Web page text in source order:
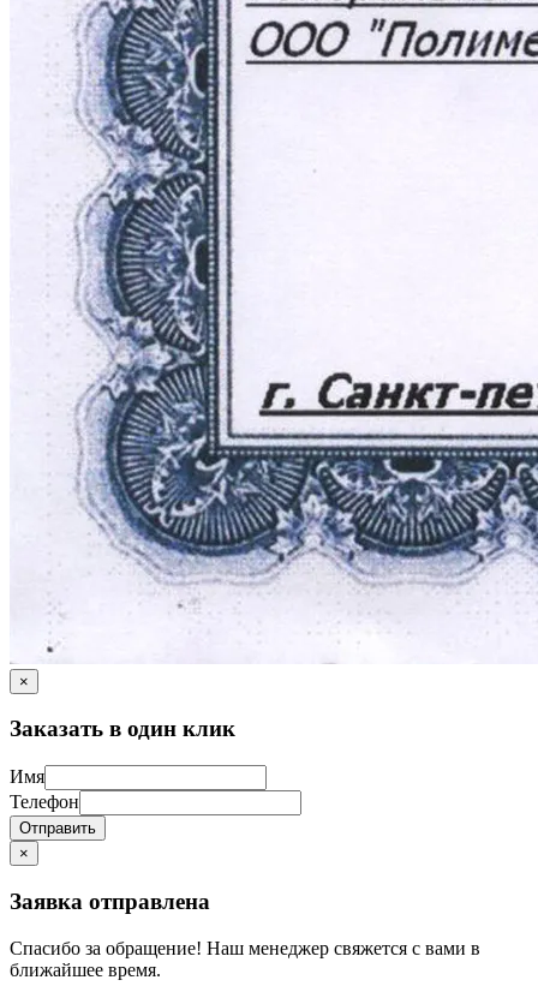
×
Заказать в один клик
Имя
Телефон
Отправить
×
Заявка отправлена
Спасибо за обращение! Наш менеджер свяжется с вами в
ближайшее время.